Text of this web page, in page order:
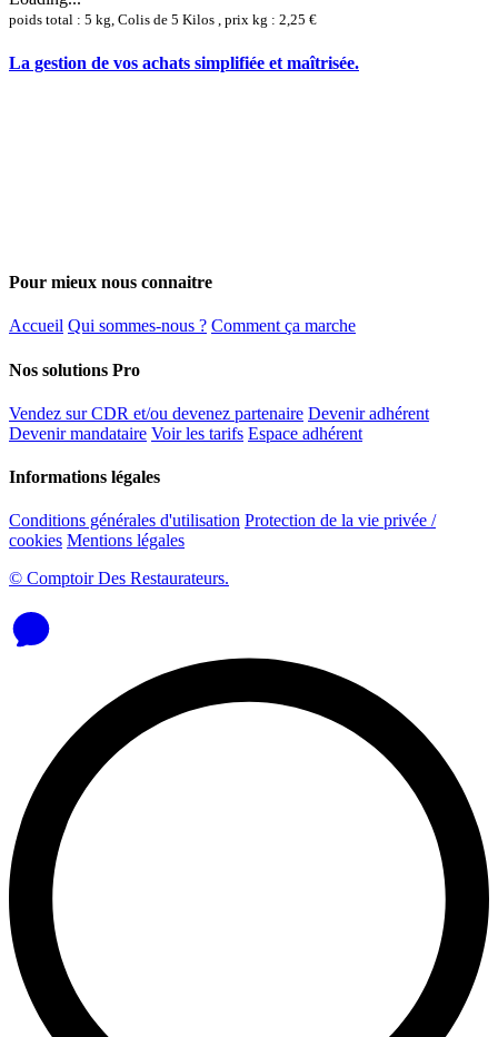
poids total : 5 kg, Colis de 5 Kilos , prix kg : 2,25 €
La gestion de vos achats simplifiée et maîtrisée.
Pour mieux nous connaitre
Accueil Qui sommes-nous ? Comment ça marche
Nos solutions Pro
Vendez sur CDR et/ou devenez partenaire Devenir adhérent
Devenir mandataire Voir les tarifs Espace adhérent
Informations légales
Conditions générales d'utilisation Protection de la vie privée /
cookies Mentions légales
© Comptoir Des Restaurateurs.